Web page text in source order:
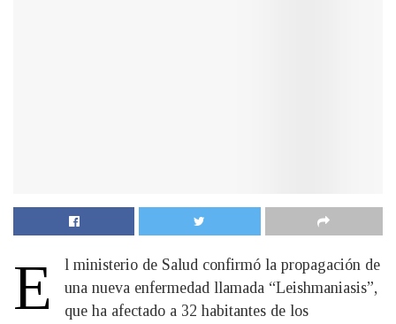
E
l ministerio de Salud confirmó la propagación de
una nueva enfermedad llamada “Leishmaniasis”,
que ha afectado a 32 habitantes de los